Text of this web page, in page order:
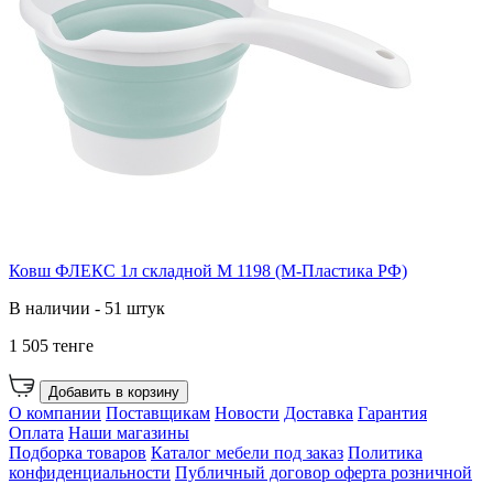
Ковш ФЛЕКС 1л складной М 1198 (М-Пластика РФ)
В наличии - 51 штук
1 505 тенге
Добавить в корзину
О компании Поставщикам Новости Доставка Гарантия
Оплата Наши магазины
Подборка товаров Каталог мебели под заказ Политика
конфиденциальности Публичный договор оферта розничной